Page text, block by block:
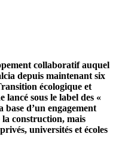
collaboratif auquel
depuis maintenant six
écologique et
lancé sous le label des «
d’un engagement
la construction, mais
universités et écoles